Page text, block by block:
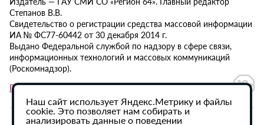
Степанов В.В.
Свидетельство о регистрации средства массовой информации
ИА № ФС77-60442 от 30 декабря 2014 г.
Выдано Федеральной службой по надзору в сфере связи,
информационных технологий и массовых коммуникаций
(Роскомнадзор).
Политика в отношении обработки персональных данных
Наш сайт использует Яндекс.Метрику и файлы
cookie. Это позволяет нам собирать и
анализировать данные о поведении